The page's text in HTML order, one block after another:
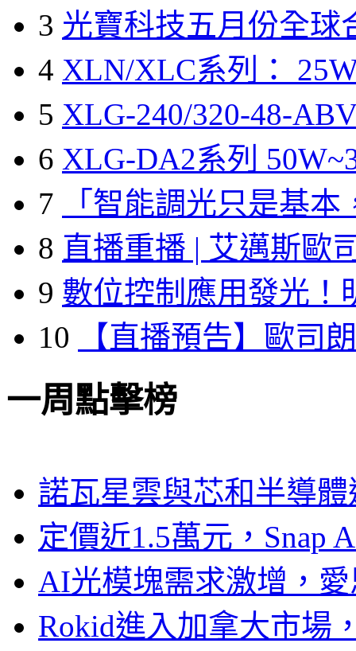
3 光寶科技五月份全球
4 XLN/XLC系列：
5 XLG-240/320-48-
6 XLG-DA2系列
7
「智能調光只是基本
8 直播重播 | 艾邁斯歐
9 數位控制應用發光！
10
【直播預告】歐司
一周點擊榜
諾瓦星雲與芯和半導
定價近1.5萬元，Snap
AI光模塊需求激增，
Rokid進入加拿大市場